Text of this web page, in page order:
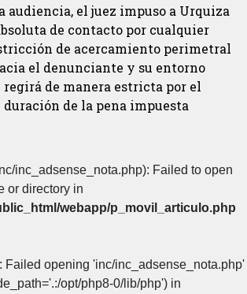
audiencia, el juez impuso a Urquiza
de contacto por cualquier
de acercamiento perimetral
el denunciante y su entorno
de manera estricta por el
de la pena impuesta
inc_adsense_nota.php): Failed to open
or directory in
webapp/p_movil_articulo.php
Failed opening 'inc/inc_adsense_nota.php'
opt/php8-0/lib/php') in